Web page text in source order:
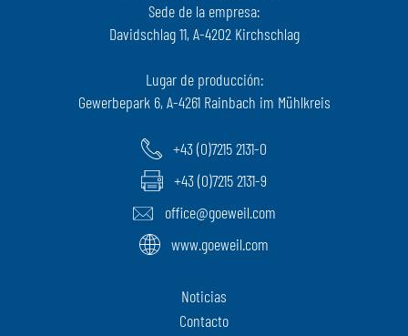
Sede de la empresa:
Davidschlag 11, A-4202 Kirchschlag
Lugar de producción:
Gewerbepark 6, A-4261 Rainbach im Mühlkreis
+43 (0)7215 2131-0
+43 (0)7215 2131-9
office@goeweil.com
www.goeweil.com
Noticias
Contacto